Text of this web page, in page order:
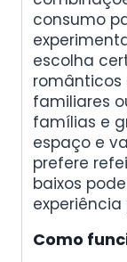
consumo
escolha
românticos
familiares
famílias e
espaço e
prefere
baixos
Como